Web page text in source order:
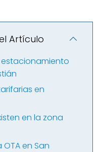
Artículo
estacionamiento
en
en la zona
en San